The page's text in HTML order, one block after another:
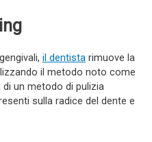
il dentista rimuove la
il metodo noto come
un metodo di pulizia
sulla radice del dente e